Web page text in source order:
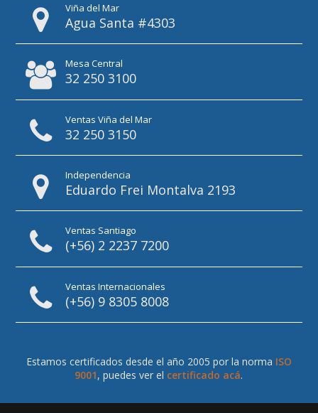
Viña del Mar
Agua Santa #4303
Mesa Central
32 250 3100
Ventas Viña del Mar
32 250 3150
Independencia
Eduardo Frei Montalva 2193
Ventas Santiago
(+56) 2 2237 7200
Ventas Internacionales
(+56) 9 8305 8008
Estamos certificados desde el año 2005 por la norma ISO
9001, puedes ver el certificado acá.